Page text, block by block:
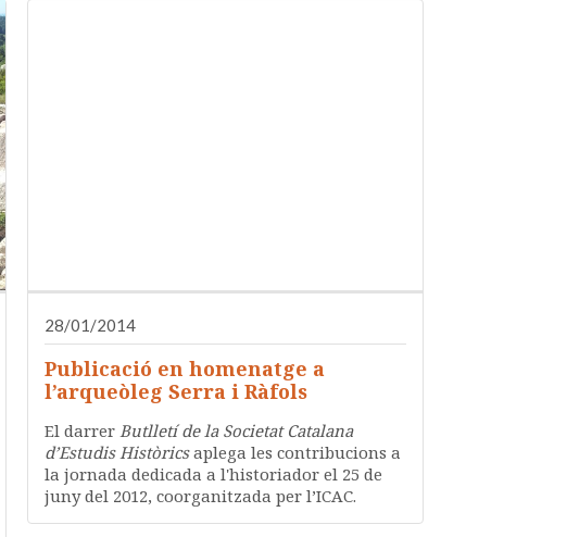
28/01/2014
Publicació en homenatge a
l’arqueòleg Serra i Ràfols
El darrerButlletí de la Societat Catalana
d’Estudis Històricsaplega les contribucions a
la jornada dedicada a l'historiador el 25 de
juny del 2012, coorganitzada per l’ICAC.